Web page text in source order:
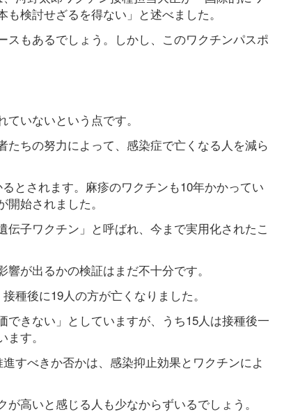
検討せざるを得ない」と述べました。
もあるでしょう。しかし、このワクチンパスポ
いないという点です。
ちの努力によって、感染症で亡くなる人を減ら
とされます。麻疹のワクチンも10年かかってい
始されました。
子ワクチン」と呼ばれ、今まで実用化されたこ
が出るかの検証はまだ不十分です。
種後に19人の方が亡くなりました。
きない」としていますが、うち15人は接種後一
す。
すべきか否かは、感染抑止効果とワクチンによ
高いと感じる人も少なからずいるでしょう。